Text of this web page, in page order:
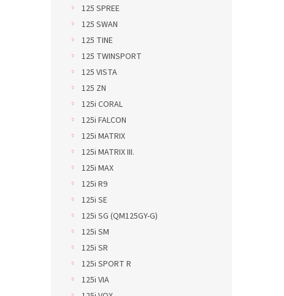
125 SPREE
125 SWAN
125 TINE
125 TWINSPORT
125 VISTA
125 ZN
125i CORAL
125i FALCON
125i MATRIX
125i MATRIX III.
125i MAX
125i R9
125i SE
125i SG (QM125GY-G)
125i SM
125i SR
125i SPORT R
125i VIA